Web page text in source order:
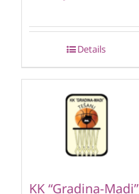
Details
KK “Gradina-Madi”